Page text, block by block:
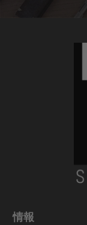
情報